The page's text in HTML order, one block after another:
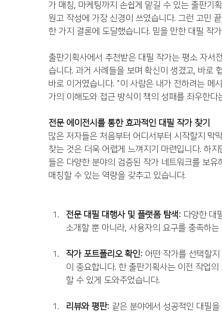
가 매칭, 마케팅까지 손쉽게 맡길 수 있는 출판기
원고 작성에 가장 신경이 쓰였습니다. 그런 고민
한 가지 결론에 도달했습니다. 믿을 만한 대필 작
출판기획사에서 추천받은 대필 작가는 평소 자서
습니다. 과거 사례들을 보며 확신이 생겼고, 바로
바로 이거였습니다. "이 사람은 내가 전하려는 메
가의 이해도와 접근 방식이 책의 성패를 좌우한다
전문 에이전시를 통한 효과적인 대필 작가 찾기
많은 저자들은 처음부터 어디서부터 시작할지 막
찾는 것은 더욱 어렵게 느껴지기 마련입니다. 하
들은 다양한 분야의 검증된 작가 네트워크를 보
매칭할 수 있는 역량을 갖추고 있습니다.
전문 대필 대행사 및 플랫폼 탐색: 다양한 대
소개할 뿐 아니라, 사용자의 요구를 충족하
작가 포트폴리오 확인: 어떤 작가를 선택할
이 중요합니다. 한 출판기획사는 이전 작업
할 수 있게 도와주었습니다.
리뷰와 평판: 같은 분야에서 성공적인 대필